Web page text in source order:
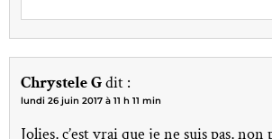
Chrystele Gdit :
lundi 26 juin 2017 à 11 h 11 min
Jolies, c’est vrai que je ne suis pas, non